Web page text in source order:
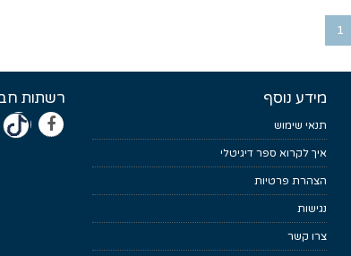
1
מידע נוסף
תנאי שימוש
איך לקרוא ספר דיגיטלי
הצהרת פרטיות
נגישות
צרו קשר
רשתות